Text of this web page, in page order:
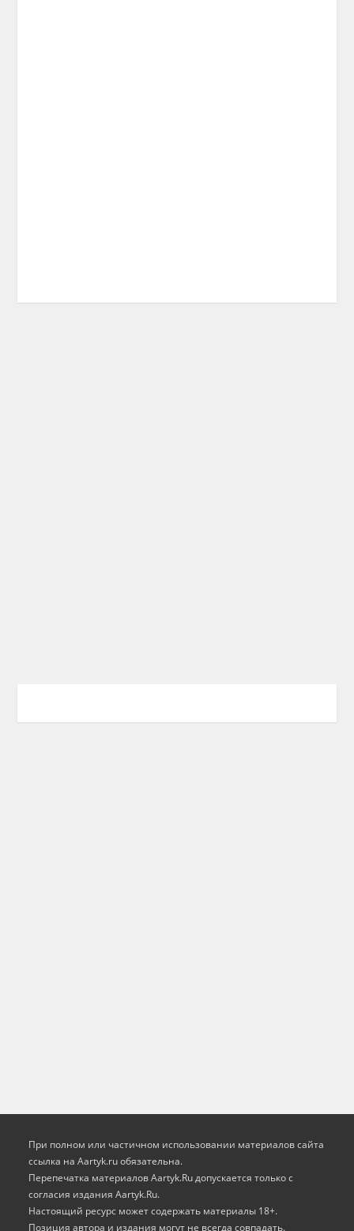
При полном или частичном использовании материалов сайта
ссылка на Aartyk.ru oбязательна.
Перепечатка материалов Aartyk.Ru допускается только с
согласия издания Aartyk.Ru.
Настоящий ресурс может содержать материалы 18+.
Позиция автора и издания могут не всегда совпадать.